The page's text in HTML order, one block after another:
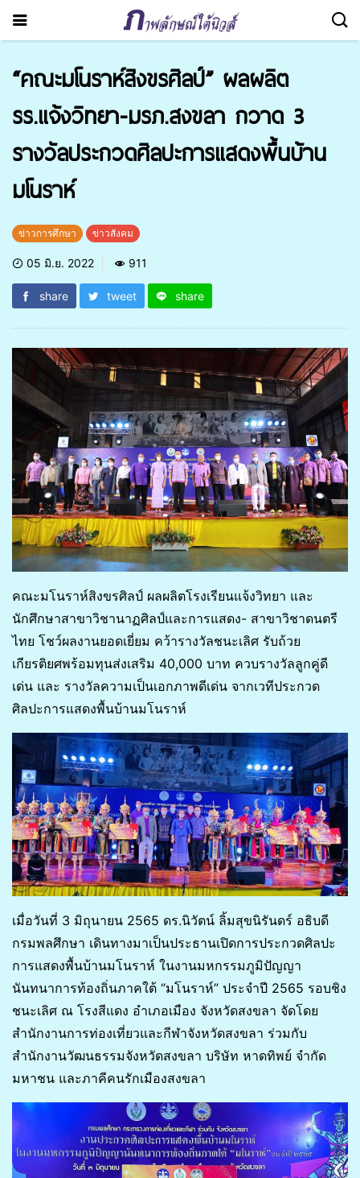
“คณะมโนราห์สิงขรศิลป์” ผลผลิต
รร.แจ้งวิทยา-มรภ.สงขลา กวาด 3
รางวัลประกวดศิลปะการแสดงพื้นบ้าน
มโนราห์
ข่าวการศึกษา ข่าวสังคม
05 มิ.ย. 2022 911
share tweet share
คณะมโนราห์สิงขรศิลป์ ผลผลิตโรงเรียนแจ้งวิทยา และ
นักศึกษาสาขาวิชานาฏศิลป์และการแสดง- สาขาวิชาดนตรี
ไทย โชว์ผลงานยอดเยี่ยม คว้ารางวัลชนะเลิศ รับถ้วย
เกียรติยศพร้อมทุนส่งเสริม 40,000 บาท ควบรางวัลลูกคู่ดี
เด่น และ รางวัลความเป็นเอกภาพดีเด่น จากเวทีประกวด
ศิลปะการแสดงพื้นบ้านมโนราห์
เมื่อวันที่ 3 มิถุนายน 2565 ดร.นิวัตน์ ลิ้มสุขนิรันดร์ อธิบดี
กรมพลศึกษา เดินทางมาเป็นประธานเปิดการประกวดศิลปะ
การแสดงพื้นบ้านมโนราห์ ในงานมหกรรมภูมิปัญญา
นันทนาการท้องถิ่นภาคใต้ “มโนราห์” ประจำปี 2565 รอบชิง
ชนะเลิศ ณ โรงสีแดง อำเภอเมือง จังหวัดสงขลา จัดโดย
สำนักงานการท่องเที่ยวและกีฬาจังหวัดสงขลา ร่วมกับ
สำนักงานวัฒนธรรมจังหวัดสงขลา บริษัท หาดทิพย์ จำกัด
มหาชน และภาคีคนรักเมืองสงขลา